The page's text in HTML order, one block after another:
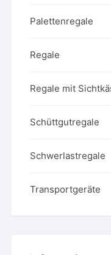
Palettenregale
Regale
Regale mit
Schüttgutregale
Schwerlastregale
Transportgeräte